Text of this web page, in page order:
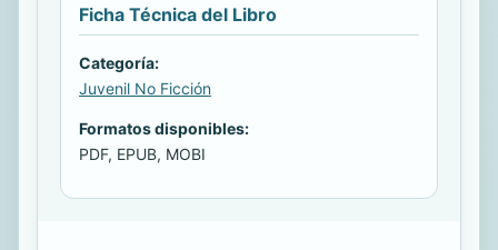
Ficha Técnica del Libro
Categoría:
Juvenil No Ficción
Formatos disponibles:
PDF, EPUB, MOBI